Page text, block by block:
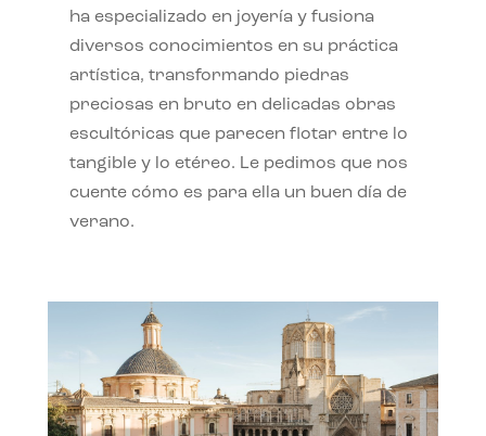
ha especializado en joyería y fusiona
diversos conocimientos en su práctica
artística, transformando piedras
preciosas en bruto en delicadas obras
escultóricas que parecen flotar entre lo
tangible y lo etéreo. Le pedimos que nos
cuente cómo es para ella un buen día de
verano.